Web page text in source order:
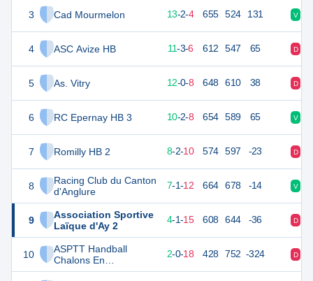
3 Cad Mourmelon
4 ASC Avize HB
5 As. Vitry
6 RC Epernay HB 3
7 Romilly HB 2
8
Racing Club du Canton
d'Anglure
9
Association Sportive
Laïque d'Ay 2
10
ASPTT Handball
Chalons En
Champagne 2
50 13-2-4 655 524 131 V
11-3-6 612 547 65 D
12-0-8 648 610 38 D
42 10-2-8 654 589 65 V
8-2-10 574 597 -23 D
35 20 7-1-12 664 678 -14 V
29 20 4-1-15 608 644 -36 D
22 2-0-18 428 752 -324 D